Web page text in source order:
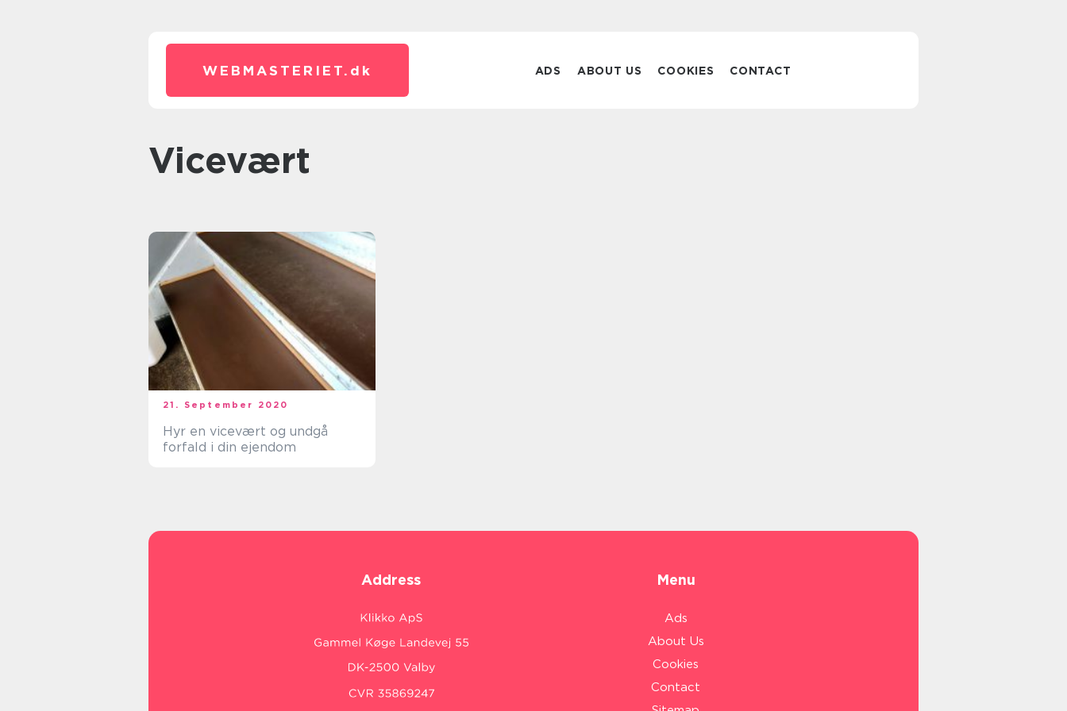
WEBMASTERIET. dk ADS ABOUT US COOKIES CONTACT
vicevært
21. September 2020
Hyr en vicevært og undgå
forfald i din ejendom
Address Menu
Ads
About Us
Cookies
Contact